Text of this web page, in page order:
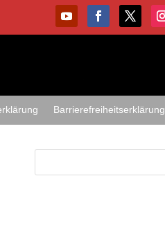
Barrierefreiheitserklärung